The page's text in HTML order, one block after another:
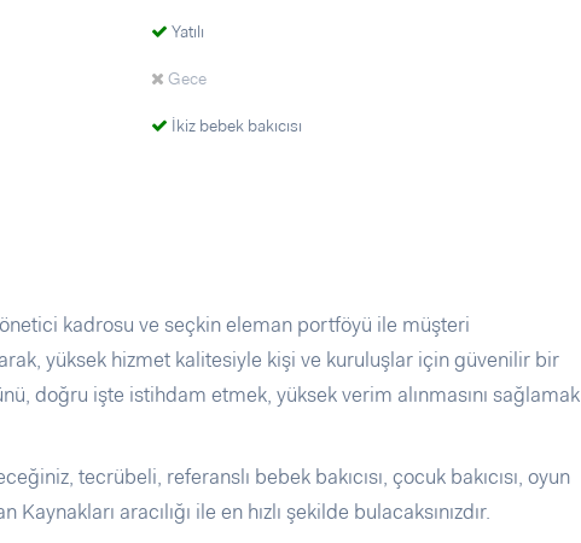
Yatılı
Gece
İkiz bebek bakıcısı
kadrosu ve seçkin eleman portföyü ile müşteri
yüksek hizmet kalitesiyle kişi ve kuruluşlar için güvenilir bir
doğru işte istihdam etmek, yüksek verim alınmasını sağlamak
tecrübeli, referanslı bebek bakıcısı, çocuk bakıcısı, oyun
Kaynakları aracılığı ile en hızlı şekilde bulacaksınızdır.